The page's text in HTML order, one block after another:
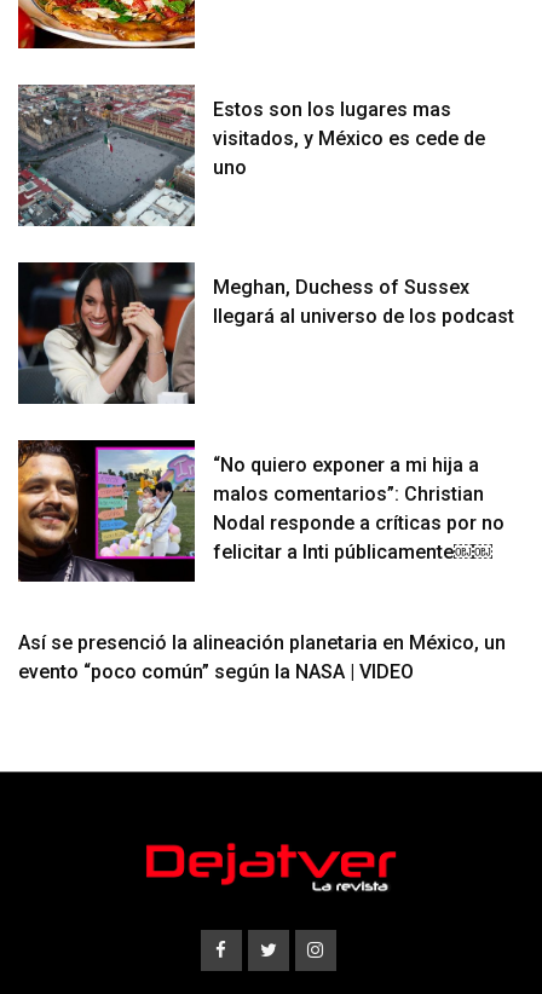
Estos son los lugares mas
visitados, y México es cede de
uno
Meghan, Duchess of Sussex
llegará al universo de los podcast
“No quiero exponer a mi hija a
malos comentarios”: Christian
Nodal responde a críticas por no
felicitar a Inti públicamente￼￼
Así se presenció la alineación planetaria en México, un
evento “poco común” según la NASA | VIDEO